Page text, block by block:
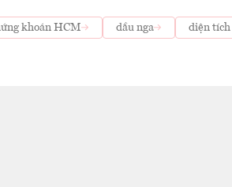
khoán HCM dầu nga
diện